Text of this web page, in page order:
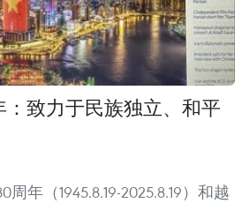
致力于民族独立、和平
年（1945.8.19-2025.8.19）和越